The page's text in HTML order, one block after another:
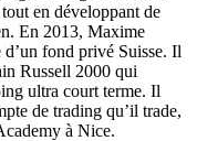
en développant de
En 2013, Maxime
fond privé Suisse. Il
Russell 2000 qui
ultra court terme. Il
de trading qu’il trade,
à Nice.